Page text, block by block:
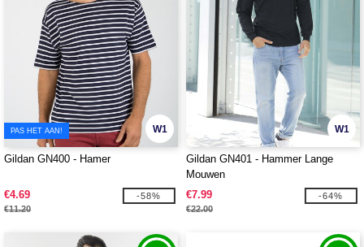
W1
PAS HET AAN!
Gildan GN400 - Hamer
€4.69
€11.20
-58%
W1
Gildan GN401 - Hammer Lange
Mouwen
€7.99
€22.00
-64%